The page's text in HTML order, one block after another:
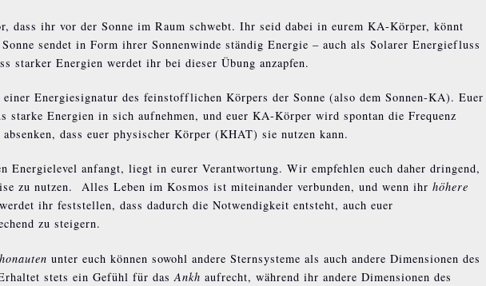
dass ihr vor der Sonne im Raum schwebt. Ihr seid dabei in eurem KA-Körper, könnt
sendet in Form ihrer Sonnenwinde ständig Energie – auch als Solarer Energiefluss
starker Energien werdet ihr bei dieser Übung anzapfen.
einer Energiesignatur des feinstofflichen Körpers der Sonne (also dem Sonnen-KA). Euer
starke Energien in sich aufnehmen, und euer KA-Körper wird spontan die Frequenz
dass euer physischer Körper (KHAT) sie nutzen kann.
Energielevel anfangt, liegt in eurer Verantwortung. Wir empfehlen euch daher dringend,
zu nutzen. Alles Leben im Kosmos ist miteinander verbunden, und wenn ihr höhere
ihr feststellen, dass dadurch die Notwendigkeit entsteht, auch euer
zu steigern.
unter euch können sowohl andere Sternsysteme als auch andere Dimensionen des
stets ein Gefühl für das Ankh aufrecht, während ihr andere Dimensionen des